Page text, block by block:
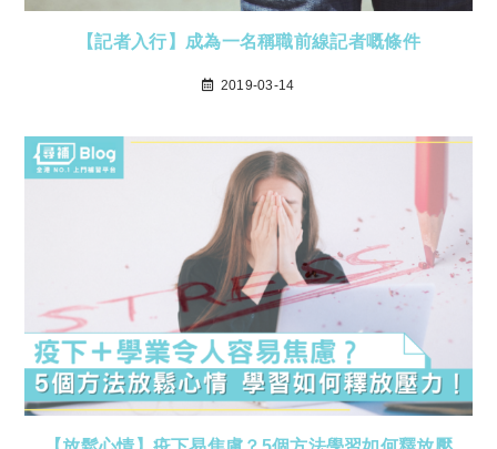
【記者入行】成為一名稱職前線記者嘅條件
2019-03-14